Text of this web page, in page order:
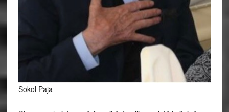
Sokol Paja